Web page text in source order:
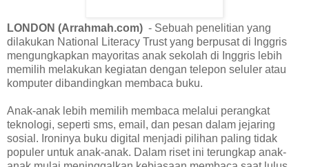
LONDON (Arrahmah.com) - Sebuah penelitian yang
dilakukan National Literacy Trust yang berpusat di Inggris
mengungkapkan mayoritas anak sekolah di Inggris lebih
memilih melakukan kegiatan dengan telepon seluler atau
komputer dibandingkan membaca buku.
Anak-anak lebih memilih membaca melalui perangkat
teknologi, seperti sms, email, dan pesan dalam jejaring
sosial. Ironinya buku digital menjadi pilihan paling tidak
populer untuk anak-anak. Dalam riset ini terungkap anak-